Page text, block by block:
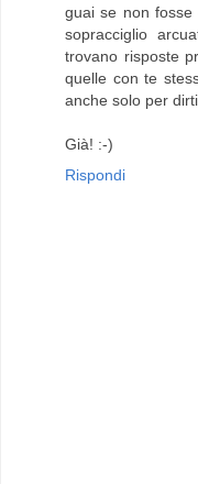
guai se non fosse
sopracciglio
trovano risposte
quelle con te
anche solo per
Già! :-)
Rispondi